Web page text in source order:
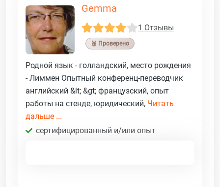
Gemma
1 Отзывы
🥉 Проверено
Родной язык - голландский, место рождения
- Лиммен Опытный конференц-переводчик
английский &lt; &gt; французский, опыт
работы на стенде, юридический, Читать
дальше ...
сертифицированный и/или опыт